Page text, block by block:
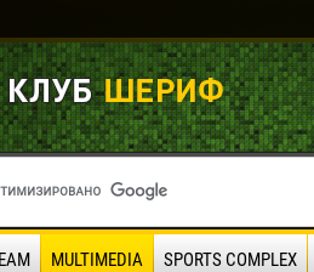
MULTIMEDIA SPORTS COMPLEX